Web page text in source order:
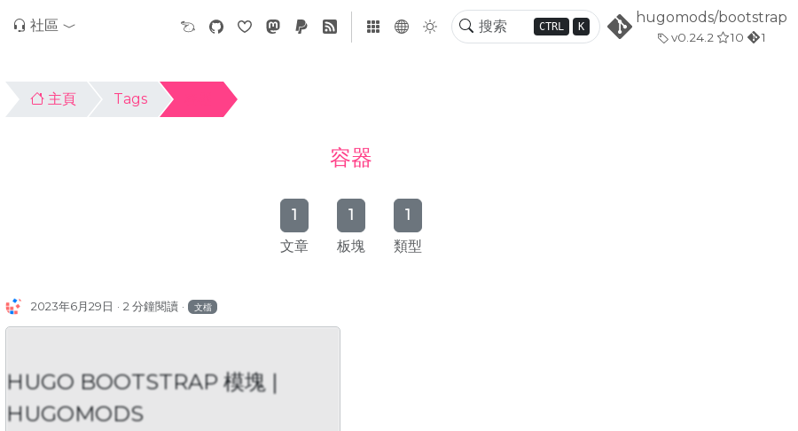
CTRL K
hugomods/bootstrap
v0.24.2 10 1
社區
主頁 Tags
容器
1
文章
1
板塊
1
類型
2023年6月29日 2 分鐘閱讀 文檔
HUGO BOOTSTRAP 模塊 |
HUGOMODS
HUGO BOOTSTRAP 模塊 |
HUGOMODS
HUGO BOOTSTRAP 模塊 |